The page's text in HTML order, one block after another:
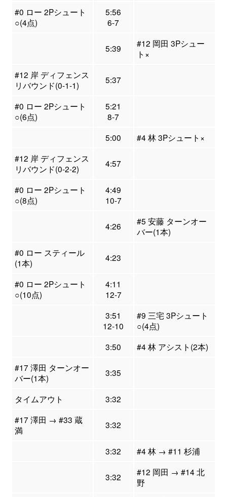
#0 ロー 2Pシュート
○(4点)
5:56
6-7
5:39
#12 岡田 3Pシュー
ト×
#12 岸 ディフェンス
リバウンド(0-1-1)
5:37
#0 ロー 2Pシュート
○(6点)
5:21
8-7
5:00
#4 林 3Pシュート×
#12 岸 ディフェンス
リバウンド(0-2-2)
4:57
#0 ロー 2Pシュート
○(8点)
4:49
10-7
4:26
#5 安藤 ターンオー
バー(1本)
#0 ロー スティール
(1本)
4:23
#0 ロー 2Pシュート
○(10点)
4:11
12-7
3:51
12-10
#9 三宅 3Pシュート
○(4点)
3:50
#4 林 アシスト(2本)
#17 澤田 ターンオー
バー(1本)
3:35
タイムアウト
3:32
#17 澤田 → #33 蔵
満
3:32
3:32 #4 林 → #11 杉浦
3:32
#12 岡田 → #14 北
野